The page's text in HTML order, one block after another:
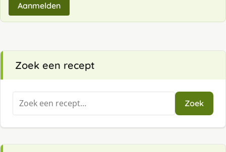
Aanmelden
Zoek een recept
Zoeken
naar:
Zoek